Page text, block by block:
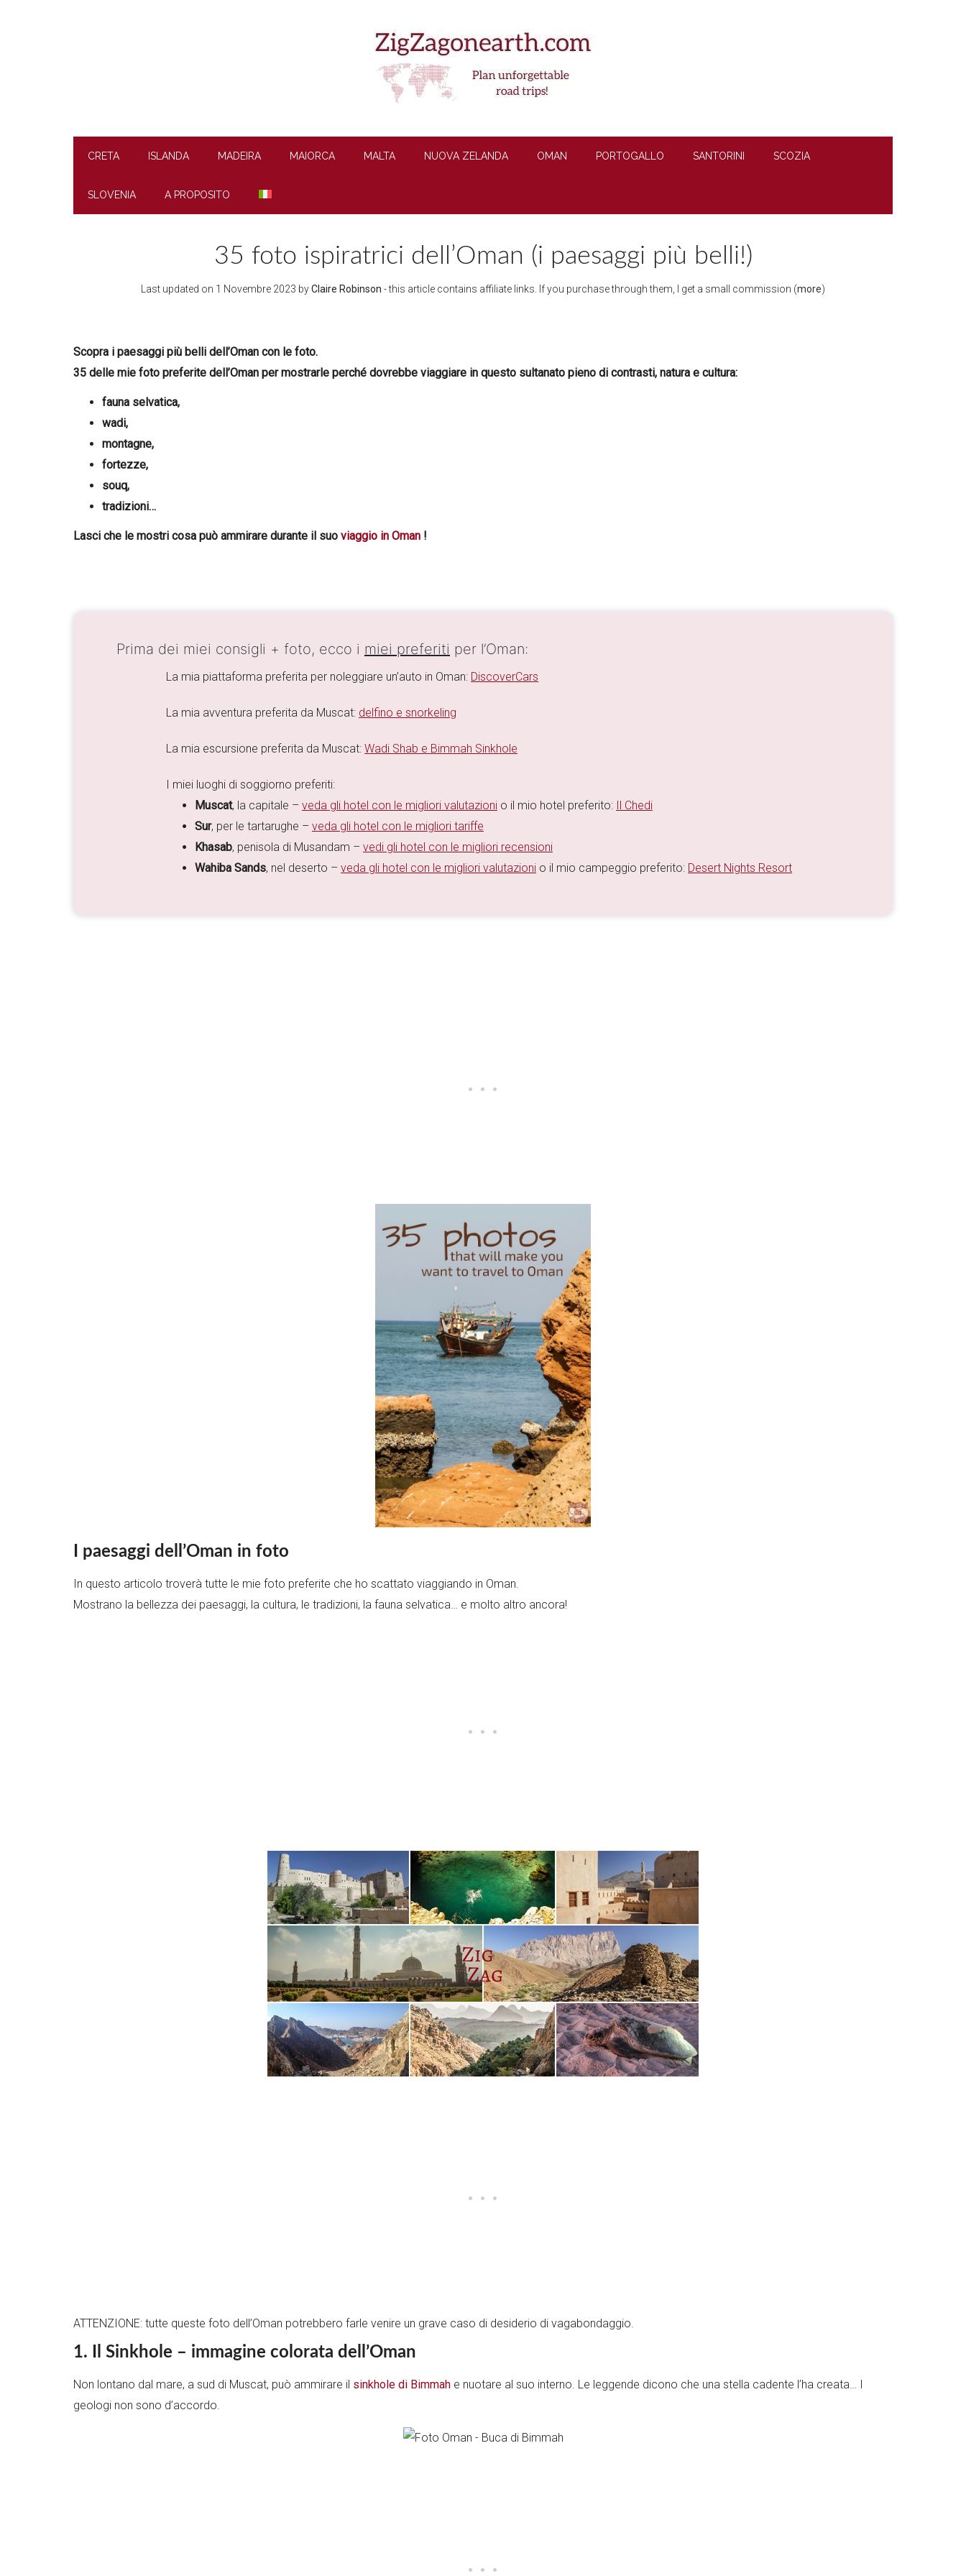
CRETA ISLANDA MADEIRA MAIORCA MALTA NUOVA ZELANDA OMAN PORTOGALLO SANTORINI SCOZIA
SLOVENIA A PROPOSITO
35 foto ispiratrici dell’Oman (i paesaggi più belli!)
Last updated on 1 Novembre 2023 byClaire Robinson - this article contains affiliate links. If you purchase through them, I get a small commission (more)
Scopra i paesaggi più belli dell’Oman con le foto.
35 delle mie foto preferite dell’Oman per mostrarle perché dovrebbe viaggiare in questo sultanato pieno di contrasti, natura e cultura:
fauna selvatica,
wadi,
montagne,
fortezze,
souq,
tradizioni…
Lasci che le mostri cosa può ammirare durante il suo viaggio in Oman !
Prima dei miei consigli + foto, ecco i miei preferiti per l’Oman:
La mia piattaforma preferita per noleggiare un’auto in Oman: DiscoverCars
La mia avventura preferita da Muscat: delfino e snorkeling
La mia escursione preferita da Muscat: Wadi Shab e Bimmah Sinkhole
I miei luoghi di soggiorno preferiti:
Muscat, la capitale – veda gli hotel con le migliori valutazioni o il mio hotel preferito:
Il Chedi
Sur, per le tartarughe – veda gli hotel con le migliori tariffe
Khasab, penisola di Musandam – vedi gli hotel con le migliori recensioni
Wahiba Sands, nel deserto – veda gli hotel con le migliori valutazioni o il mio campeggio preferito: Desert Nights Resort
I paesaggi dell’Oman in foto
In questo articolo troverà tutte le mie foto preferite che ho scattato viaggiando in Oman.
Mostrano la bellezza dei paesaggi, la cultura, le tradizioni, la fauna selvatica… e molto altro ancora!
ATTENZIONE: tutte queste foto dell’Oman potrebbero farle venire un grave caso di desiderio di vagabondaggio.
1. Il Sinkhole – immagine colorata dell’Oman
Non lontano dal mare, a sud di Muscat, può ammirare il sinkhole di Bimmah e nuotare al suo interno. Le leggende dicono che una stella cadente l’ha creata… I
geologi non sono d’accordo.